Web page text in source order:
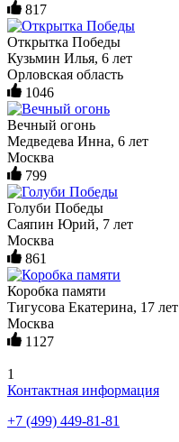
817
Открытка Победы
Кузьмин Илья, 6 лет
Орловская область
1046
Вечный огонь
Медведева Инна, 6 лет
Москва
799
Голуби Победы
Саяпин Юрий, 7 лет
Москва
861
Коробка памяти
Тигусова Екатерина, 17 лет
Москва
1127
1
Контактная информация
+7 (499) 449-81-81